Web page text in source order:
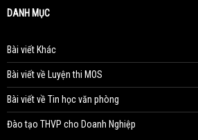
DANH MỤC
Bài viết Khác
Bài viết về Luyện thi MOS
Bài viết về Tin học văn phòng
Đào tạo THVP cho Doanh Nghiệp